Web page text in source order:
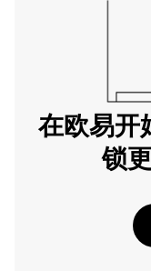
在欧易开
锁